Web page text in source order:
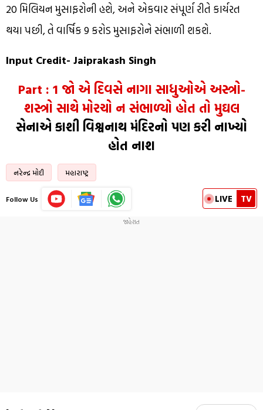
20 મિલિયન મુસાફરોની હશે, અને એકવાર સંપૂર્ણ રીતે કાર્યરત
થયા પછી, તે વાર્ષિક 9 કરોડ મુસાફરોને સંભાળી શકશે.
Input Credit- Jaiprakash Singh
Part : 1 જો એ દિવસે નાગા સાધુઓએ અસ્ત્રો-
શસ્ત્રો સાથે મોરચો ન સંભાળ્યો હોત તો મુઘલ
સેનાએ કાશી વિશ્વનાથ મંદિરનો પણ કરી નાખ્યો
હોત નાશ
નરેન્દ્ર મોદી મહારાષ્ટ્ર
Follow Us LIVE TV